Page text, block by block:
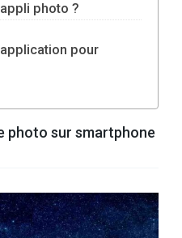
photo ?
pour
photo sur smartphone